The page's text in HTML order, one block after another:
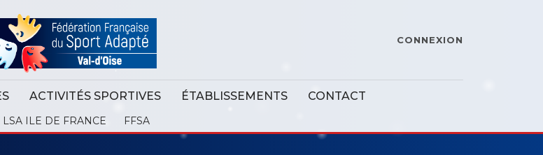
CONNEXION
ACTIVITÉS SPORTIVES ÉTABLISSEMENTS CONTACT
LSA ILE DE FRANCE FFSA